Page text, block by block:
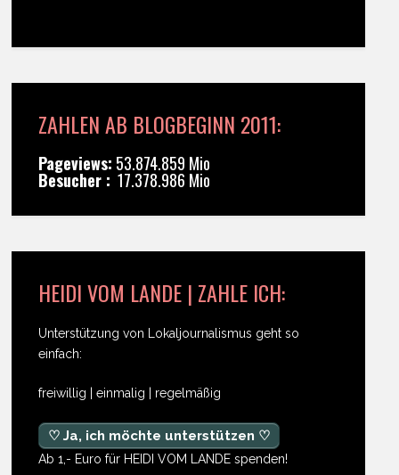
ZAHLEN AB BLOGBEGINN 2011:
Pageviews: 53.874.859 Mio
Besucher : 17.378.986 Mio
HEIDI VOM LANDE | ZAHLE ICH:
Unterstützung von Lokaljournalismus geht so
einfach:
freiwillig | einmalig | regelmäßig
♡ Ja, ich möchte unterstützen ♡
Ab 1,- Euro für HEIDI VOM LANDE spenden!